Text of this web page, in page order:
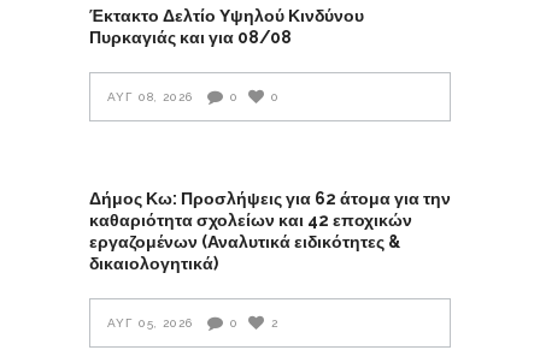
Έκτακτο Δελτίο Υψηλού Κινδύνου
Πυρκαγιάς και για 08/08
ΑΥΓ 08, 2026 0 0
Δήμος Κω: Προσλήψεις για 62 άτομα για την
καθαριότητα σχολείων και 42 εποχικών
εργαζομένων (Αναλυτικά ειδικότητες &
δικαιολογητικά)
ΑΥΓ 05, 2026 0 2